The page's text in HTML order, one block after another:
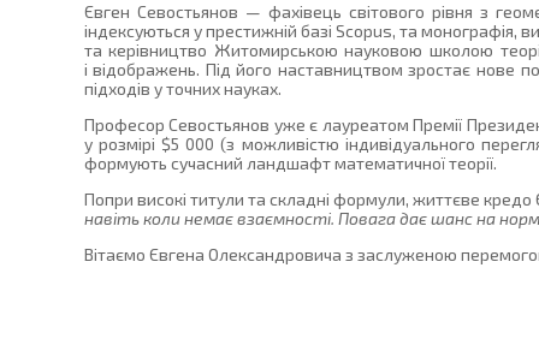
Євген Севостьянов — фахівець світового рівня з
індексуються у престижній базі Scopus, та
та керівництво Житомирською науковою школою
і відображень. Під його наставництвом зростає нове
підходів у точних науках.
Професор Севостьянов уже є лауреатом Премії
у розмірі $5 000 (з можливістю індивідуального
формують сучасний ландшафт математичної теорії.
Попри високі титули та складні формули, життєве
навіть коли немає взаємності. Повага дає шанс на
Вітаємо Євгена Олександровича з заслуженою